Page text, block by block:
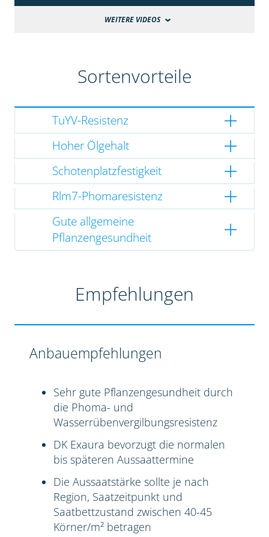
WEITERE VIDEOS
Sortenvorteile
TuYV-Resistenz
Hoher Ölgehalt
Schotenplatzfestigkeit
Rlm7-Phomaresistenz
Gute allgemeine
Pflanzengesundheit
Empfehlungen
Anbauempfehlungen
Sehr gute Pflanzengesundheit durch
die Phoma- und
Wasserrübenvergilbungsresistenz
DK Exaura bevorzugt die normalen
bis späteren Aussaattermine
Die Aussaatstärke sollte je nach
Region, Saatzeitpunkt und
Saatbettzustand zwischen 40-45
Körner/m² betragen